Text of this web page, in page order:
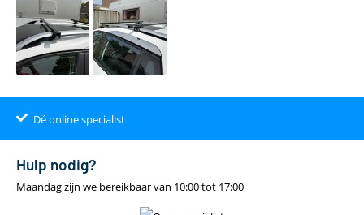
22.00uur
Dé online specialist
Klantenbeoordeling 9.4
Hulp nodig?
Maandag zijn we bereikbaar van 10:00 tot 17:00